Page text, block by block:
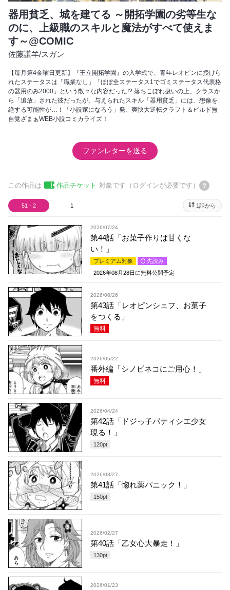
器用貧乏、城を建てる ～開拓学園の劣等生な
のに、上級職のスキルと魔法がすべて使えま
す～@COMIC
佐藤謙羊/スガン
【毎月第4金曜日更新】『王立開拓学園』の入学式で、青年レオピンに授けら
れたステータスは「職業なし」「ほぼ全ステータス1でゴミステータス代表格
の器用のみ2000」という散々な内容だった!? 落ちこぼれ扱いの上、クラスか
ら「追放」された彼だったが、与えられたスキル「器用貧乏」には、想像を
絶する可能性が…！「小説家になろう」発、爽快大逆転クラフト＆ビルド無
自覚ざまぁWEB小説コミカライズ！
ファンレターを送る
この作品は 作品チケット 対象です（ログインが必要です）
51 - 2 1 1話から
2026/07/24
第44話「お菓子作りは甘くな
い！」
プレミアム対象
先読み
2026年08月28日 に無料公開予定
2026/06/26
第43話「レオピンシェフ、お菓子
をつくる」
無料
2026/05/22
番外編「シノビネコにご用心！」
無料
2026/04/24
第42話「ドジっ子パティシエ少女
現る！」
120pt
2026/03/27
第41話「惚れ薬パニック！」
150pt
2026/02/27
第40話「乙女心大暴走！」
130pt
2026/01/23